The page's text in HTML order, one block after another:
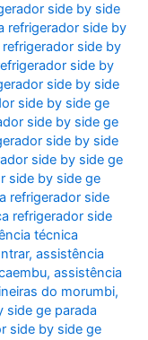
side by side
refrigerador side by
side by
side by
side by side
side by side ge
side by side ge
side by side
side by side ge
side by side ge
refrigerador side
refrigerador side
técnica
,assistência
,assistência
do morumbi,
side ge parada
side by side ge